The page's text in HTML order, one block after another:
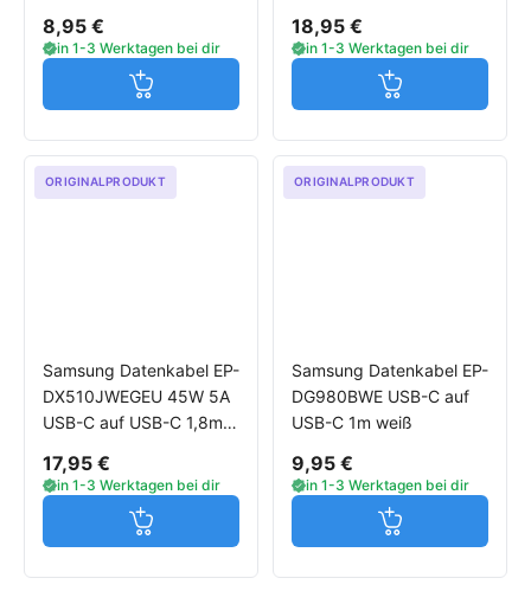
8,95 €
in 1-3 Werktagen bei dir
Jetzt in den Warenkorb
18,95 €
in 1-3 Werktagen bei dir
Jetzt in den
ORIGINALPRODUKT
Samsung Datenkabel EP-
DX510JWEGEU 45W 5A
USB-C auf USB-C 1,8m
17,95 €
in 1-3 Werktagen bei dir
Jetzt in den Warenkorb
ORIGINALPRODUKT
Samsung Datenkabel EP-
DG980BWE USB-C auf
USB-C 1m weiß
9,95 €
in 1-3 Werktagen bei dir
Jetzt in den